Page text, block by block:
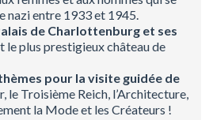
nazi entre 1933 et 1945.
de Charlottenburg et ses
le plus prestigieux château de
pour la visite guidée de
le Troisième Reich, l’Architecture,
la Mode et les Créateurs !